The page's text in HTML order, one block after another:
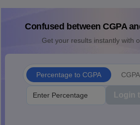
Confused between CGPA
Get your results instantly with
Percentage to CGPA
Login